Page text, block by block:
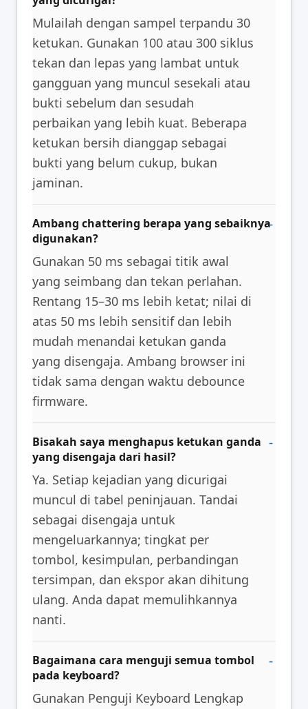
Mulailah dengan sampel terpandu 30
ketukan. Gunakan 100 atau 300 siklus
tekan dan lepas yang lambat untuk
gangguan yang muncul sesekali atau
bukti sebelum dan sesudah
perbaikan yang lebih kuat. Beberapa
ketukan bersih dianggap sebagai
bukti yang belum cukup, bukan
jaminan.
Ambang chattering berapa yang sebaiknya
digunakan?
Gunakan 50 ms sebagai titik awal
yang seimbang dan tekan perlahan.
Rentang 15–30 ms lebih ketat; nilai di
atas 50 ms lebih sensitif dan lebih
mudah menandai ketukan ganda
yang disengaja. Ambang browser ini
tidak sama dengan waktu debounce
firmware.
Bisakah saya menghapus ketukan ganda
yang disengaja dari hasil?
Ya. Setiap kejadian yang dicurigai
muncul di tabel peninjauan. Tandai
sebagai disengaja untuk
mengeluarkannya; tingkat per
tombol, kesimpulan, perbandingan
tersimpan, dan ekspor akan dihitung
ulang. Anda dapat memulihkannya
nanti.
Bagaimana cara menguji semua tombol
pada keyboard?
Gunakan Penguji Keyboard Lengkap